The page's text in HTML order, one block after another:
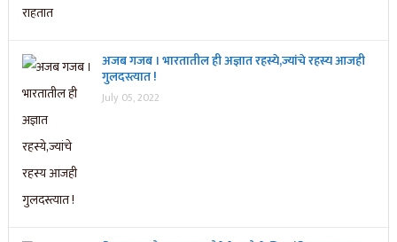
अजब गजब । भारतातील ही अज्ञात रहस्ये,ज्यांचे रहस्य आजही
गुलदस्त्यात !
July 05, 2022